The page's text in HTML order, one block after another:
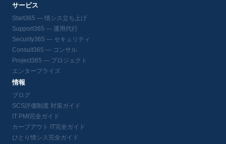
サービス
Start365 — 情シス立ち上げ
Support365 — 運用代行
Security365 — セキュリティ
Consult365 — コンサル
Project365 — プロジェクト
エンタープライズ
情報
ブログ
SCS評価制度 対策ガイド
IT PMI完全ガイド
カーブアウト IT完全ガイド
ひとり情シス完全ガイド